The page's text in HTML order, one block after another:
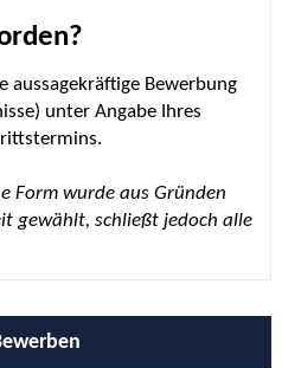
aussagekräftige Bewerbung
unter Angabe Ihres
Form wurde aus Gründen
gewählt, schließt jedoch alle